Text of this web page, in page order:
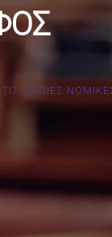
ΟΠΟΙΕΣ